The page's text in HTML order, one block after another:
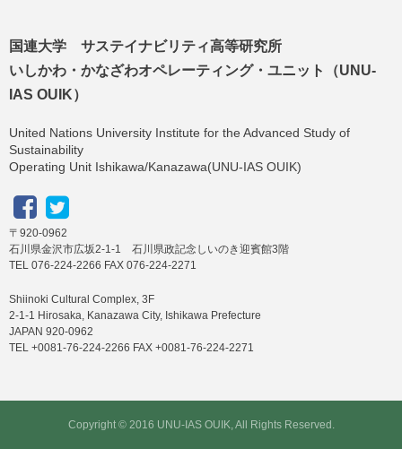
国連大学 サステイナビリティ高等研究所
いしかわ・かなざわオペレーティング・ユニット（UNU-
IAS OUIK）
United Nations University Institute for the Advanced Study of
Sustainability
Operating Unit Ishikawa/Kanazawa(UNU-IAS OUIK)
〒920-0962
石川県金沢市広坂2-1-1 石川県政記念しいのき迎賓館3階
TEL 076-224-2266 FAX 076-224-2271
Shiinoki Cultural Complex, 3F
2-1-1 Hirosaka, Kanazawa City, Ishikawa Prefecture
JAPAN 920-0962
TEL +0081-76-224-2266 FAX +0081-76-224-2271
Copyright © 2016 UNU-IAS OUIK, All Rights Reserved.